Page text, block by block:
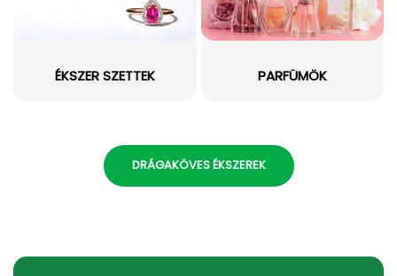
ÉKSZER SZETTEK PARFÜMÖK
DRÁGAKÖVES ÉKSZEREK